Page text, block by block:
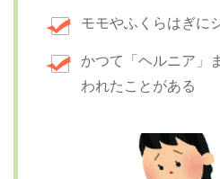
モモやふくらはぎに
かつて「ヘルニア」
われたことがある